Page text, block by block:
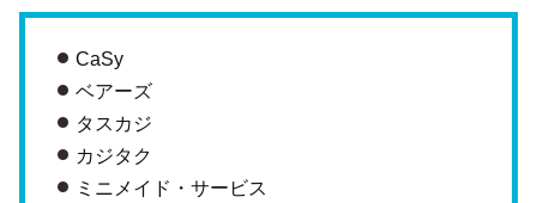
CaSy
ベアーズ
タスカジ
カジタク
ミニメイド・サービス